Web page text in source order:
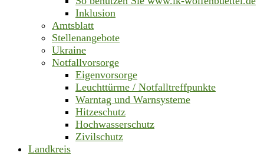
Inklusion
Amtsblatt
Stellenangebote
Ukraine
Notfallvorsorge
Eigenvorsorge
Leuchttürme / Notfalltreffpunkte
Warntag und Warnsysteme
Hitzeschutz
Hochwasserschutz
Zivilschutz
Landkreis